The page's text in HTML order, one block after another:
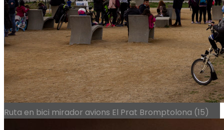
Ruta en bici mirador avions El Prat Bromptolona (15)